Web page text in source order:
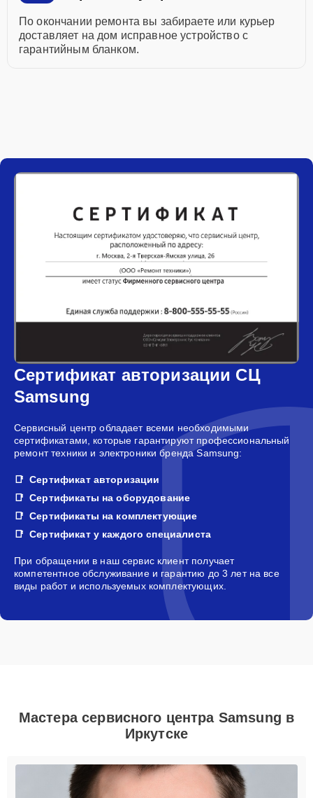
По окончании ремонта вы забираете или курьер
доставляет на дом исправное устройство с
гарантийным бланком.
Сертификат авторизации СЦ
Samsung
Сервисный центр обладает всеми необходимыми
сертификатами, которые гарантируют профессиональный
ремонт техники и электроники бренда Samsung:
Сертификат авторизации
Сертификаты на оборудование
Сертификаты на комплектующие
Сертификат у каждого специалиста
При обращении в наш сервис клиент получает
компетентное обслуживание и гарантию до 3 лет на все
виды работ и используемых комплектующих.
Мастера сервисного центра Samsung в
Иркутске